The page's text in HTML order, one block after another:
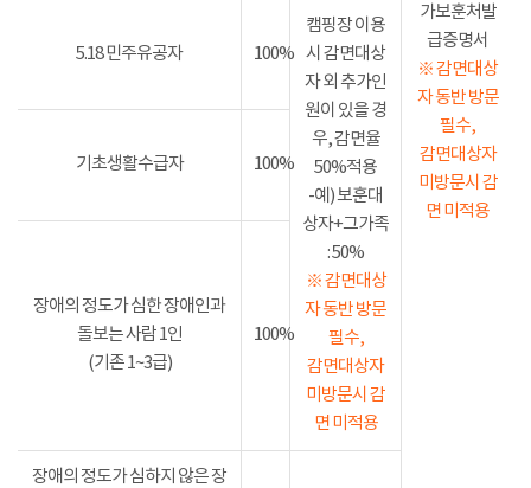
가보훈처발
급증명서
※ 감면대상
자 동반 방문
필수,
감면대상자
미방문시 감
면 미적용
5.18 민주유공자 100%
캠핑장 이용
시 감면대상
자 외 추가인
원이 있을 경
우, 감면율
50%적용
-예) 보훈대
상자+그가족
: 50%
※ 감면대상
자 동반 방문
필수,
감면대상자
미방문시 감
면 미적용
기초생활수급자 100%
장애의 정도가 심한 장애인과
돌보는 사람 1인
(기존 1~3급)
100%
장애의 정도가 심하지 않은 장